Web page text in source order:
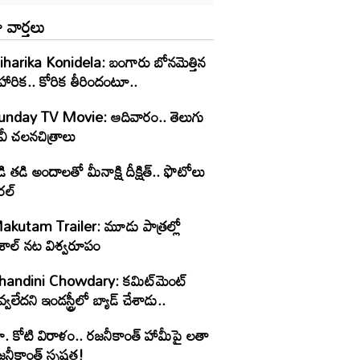
Konidela: బంగారు బోనమెత్తిన
కోరిక తీరిందంటూ..
TV Movie: ఆదివారం.. తెలుగు
చ‌ల‌న‌చిత్రాలు
తడి అందాలతో మీనాక్షి దీక్షిత్‌.. ఫొటోలు
Trailer: మూడు పాత్రల్లో
నట విశ్వరూపం
Chowdary: కమిట్‌మెంట్
ఇండస్ట్రీలో బ్యాడ్ చేశాడు..
కోటి విరాళం.. రజనీకాంత్ హామీపై లతా